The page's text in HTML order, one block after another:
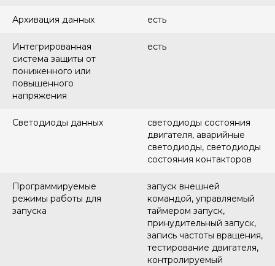
Архивация данных есть
Интегрированная
система защиты от
пониженного или
повышенного
напряжения
есть
Светодиоды данных
светодиоды состояния
двигателя, аварийные
светодиоды, светодиоды
состояния контакторов
Программируемые
режимы работы для
запуска
запуск внешней
командой, управляемый
таймером запуск,
принудительный запуск,
запись частоты вращения,
тестирование двигателя,
контролируемый